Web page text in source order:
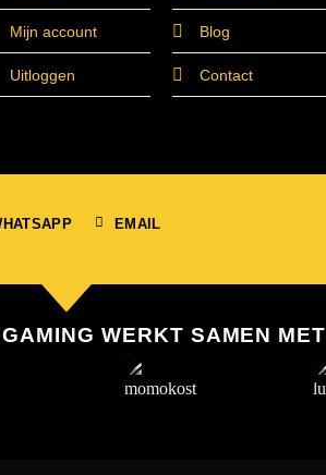
Mijn account
Uitloggen
Blog
Contact
EMAIL
WERKT SAMEN MET